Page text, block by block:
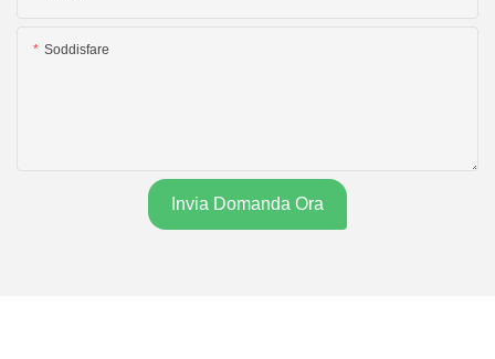
Soddisfare
Invia Domanda Ora